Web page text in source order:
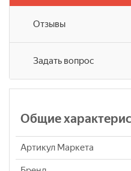
Отзывы
Задать вопрос
Общие
Артикул Маркета